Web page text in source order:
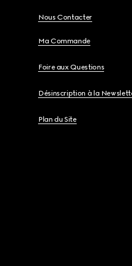
Nous Contacter
Ma Commande
Foire aux Questions
Désinscription à la
Plan du Site